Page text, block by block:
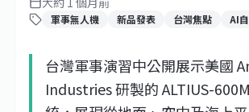
軍事無人機 新品發表 台灣焦點 AI
台灣軍事演習中公開展示美國
Industries 研製的 ALTIUS-